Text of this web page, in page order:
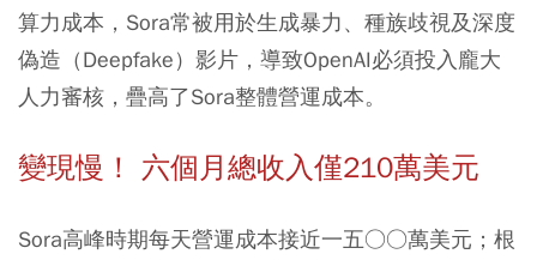
算力成本，Sora常被用於生成暴力、種族歧視及深度
偽造（Deepfake）影片，導致OpenAI必須投入龐大
人力審核，疊高了Sora整體營運成本。
變現慢！ 六個月總收入僅210萬美元
Sora高峰時期每天營運成本接近一五○○萬美元；根